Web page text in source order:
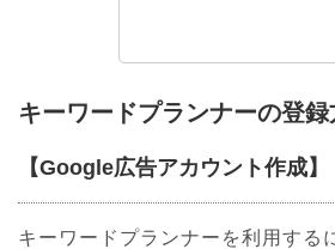
キーワードプランナーの登
【Google広告アカウント作成】
キーワードプランナーを利用する